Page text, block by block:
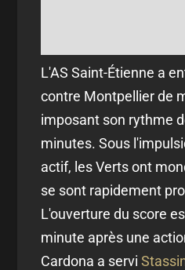
L'AS Saint-Étienne a
contre Montpellier de
imposant son rythme
minutes. Sous
actif, les Verts ont
se sont rapidement
L'ouverture du score
minute après une
Cardona a servi